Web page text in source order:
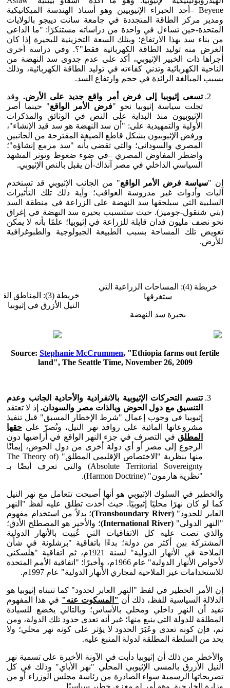
Beyene –أحد الخبراء الإثيوبيين وهو أستاذ الهندسة الميكانيكية
ومدير مركز الطاقة المتجددة في جامعة سانت دييجو بالولايات
المتحدة-حين تساءل في واحدة من دراساته مستنكرًا: "ما الداعي
من بناء سد بهذا الارتفاع؛ وبتلك السعة التخزينية للبحيرة إذا كان
الغرض منه توليد الطاقة الكهربائية فقط"؟. وفي دراسة أخرى
أجراها ذات الخبير الإثيوبي، أكد على عدم جدوى سد النهضة من
الناحية الكهربائية وتدني كفاءته في توليد الطاقة الكهربائية، وذلك
بسبب المبالغة الزائدة في حجم وارتفاع السد.
تسعى إثيوبيا إلى فرض أمر واقع جديد على الأرض. وقد
تجلت سياسة إثيوبيا نحو "فرض الأمر الواقع" حينما أصر
الإثيوبيون منذ البداية على النص في الوثائق والمذكرات
الأولية والتمهيدية على: "أن سد النهضة هو سد قيد الإنشاء"،
ورفض الإثيوبيون بشكل قاطع الصيغة المقترحة من الجانبين
المصري والسوداني؛ والتي تقضي بأنه "سد مزمع إنشاؤه"؛
واضطر المفاوض المصري –في ضوء ضغوط وتوتر المشهد
السياسي الداخلي في مصر آنذاك-أن يقبل بالنص الإثيوبي.
إن "سياسة فرض الأمر الواقع" من الجانب الإثيوبي قد تستخدم
آليات وأدوات غير مدروسة العواقب؛ وآية ذلك تلك التأثيرات
السلبية التي سيلحقها سد النهضة على الزراعة في منطقة السد
(بني شنقول-جوميز). حيث ستتسبب بحيرة سد النهضة في إغراق
نحو نصف مليون فدان قابلة للزراعة في إثيوبيا؛ علمًا بأنه لا يمكن
تعويض تلك المساحة بسبب الطبيعة الجيولوجية والطبوغرافية
للأرض.
خريطة (4): المساحات الزراعية التي
ستغرقها
بحيرة سد النهضة
خريطة (3):
النيل الأزرق في إثيوبيا
Source: Stephanie McCrummen, "Ethiopia farms out fertile
land", The Seattle Time, November 26, 2009
تتسم التحركات الإثيوبية بالانفرادية والأحادية الجانب وعدم
التنسيق مع دول الحوض وبالذات مصر والسودان. إذ لا تعتقد
إثيوبيا في وجوب إعمال "شرط الإخطار المسبق" قبل تنفيذ
مشروعاتها المائية على روافد نهر النيل، وتُصرّ على حقها
المطلق في التصرف في جزء النهر الواقع في أراضيها دون
الرجوع إلى مصر أو أي دولة أخرى من دول الحوض، إيمانًا
منها بنظرية "الاختصاص الإقليمي المطلق" (The Theory of
Absolute Territorial Sovereignty) والتي تعرف أيضًا بـ
"نظرية هارمون" (Harmon Doctrine).
والخطير في السلوك الإثيوبي هو أنها أصبحت تتعامل مع نهر النيل
كما لو كان نهرًا محليًا إثيوبيًا. حيث أخذت تطلق عليه لفظ "النهر
العابر للحدود"(Transboundary River)
؛ بدلاً من استخدام مفهوم
"النهر الدولي" (International River)
؛ والأخير هو المصطلح الأدق؛
والذي نصت عليه كل الاتفاقيات التي عُنِيت بالأنهار الدولية
المشتركة بين أكثر من دولة؛ بدءًا باتفاقية "برشلونة في شأن
الملاحة في الأنهار الدولية" لسنة 1921م، ثم اتفاقية "هلسكني
لأحواض الأنهار الدولية" عام 1966م، وأخيرًا؛ "اتفاقية الأمم المتحدة
للاستخدامات غير الملاحية لمجاري الأنهار الدولية" عام 1997م.
إن الأمر الخطير في لفظ "النهر العابر لحدود" كما تتبناه إثيوبيا هو
الدلالة السياسية للفظ، ذلك أن "المسكوت عنه" في هذا المفهوم
تفيد أن النهر داخلي ومحلي بالأساس؛ وبالتالي يخضع للسيادة
المطلقة للدولة التي ينبع منها؛ غير أنه تعدى حدود تلك الدولة، ومن
ثم، فإن كونه تعدى وعَبَرَ الحدود لا يؤثر على كونه نهر محلي؛ ولا
يحد من السلطة المطلقة لدولة المنبع عليه.
والأخطر من ذلك أن إثيوبيا دأبت في الآونة الأخيرة على تسمية نهر
النيل الأزرق بالمسى الإثيوبي المحلي "نهر الأباي" وذلك في كل
تصريحاتها الرسمية سواء الصادرة من رئاسة مجلس الوزراء أو من